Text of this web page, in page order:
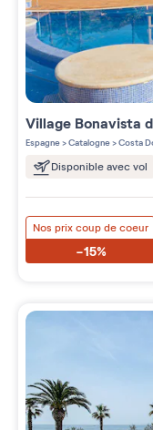
Village Bonavista
Espagne>Catalogne>Costa
Disponible avec vol
Nos prix coup de coeur
-15%